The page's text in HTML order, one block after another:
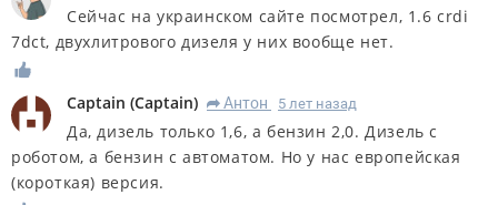
Сейчас на украинском сайте посмотрел, 1.6 crdi
7dct, двухлитрового дизеля у них вообще нет.
Captain (Captain) R Антон 5 лет назад
Да, дизель только 1,6, а бензин 2,0. Дизель с
роботом, а бензин с автоматом. Но у нас европейская
(короткая) версия.